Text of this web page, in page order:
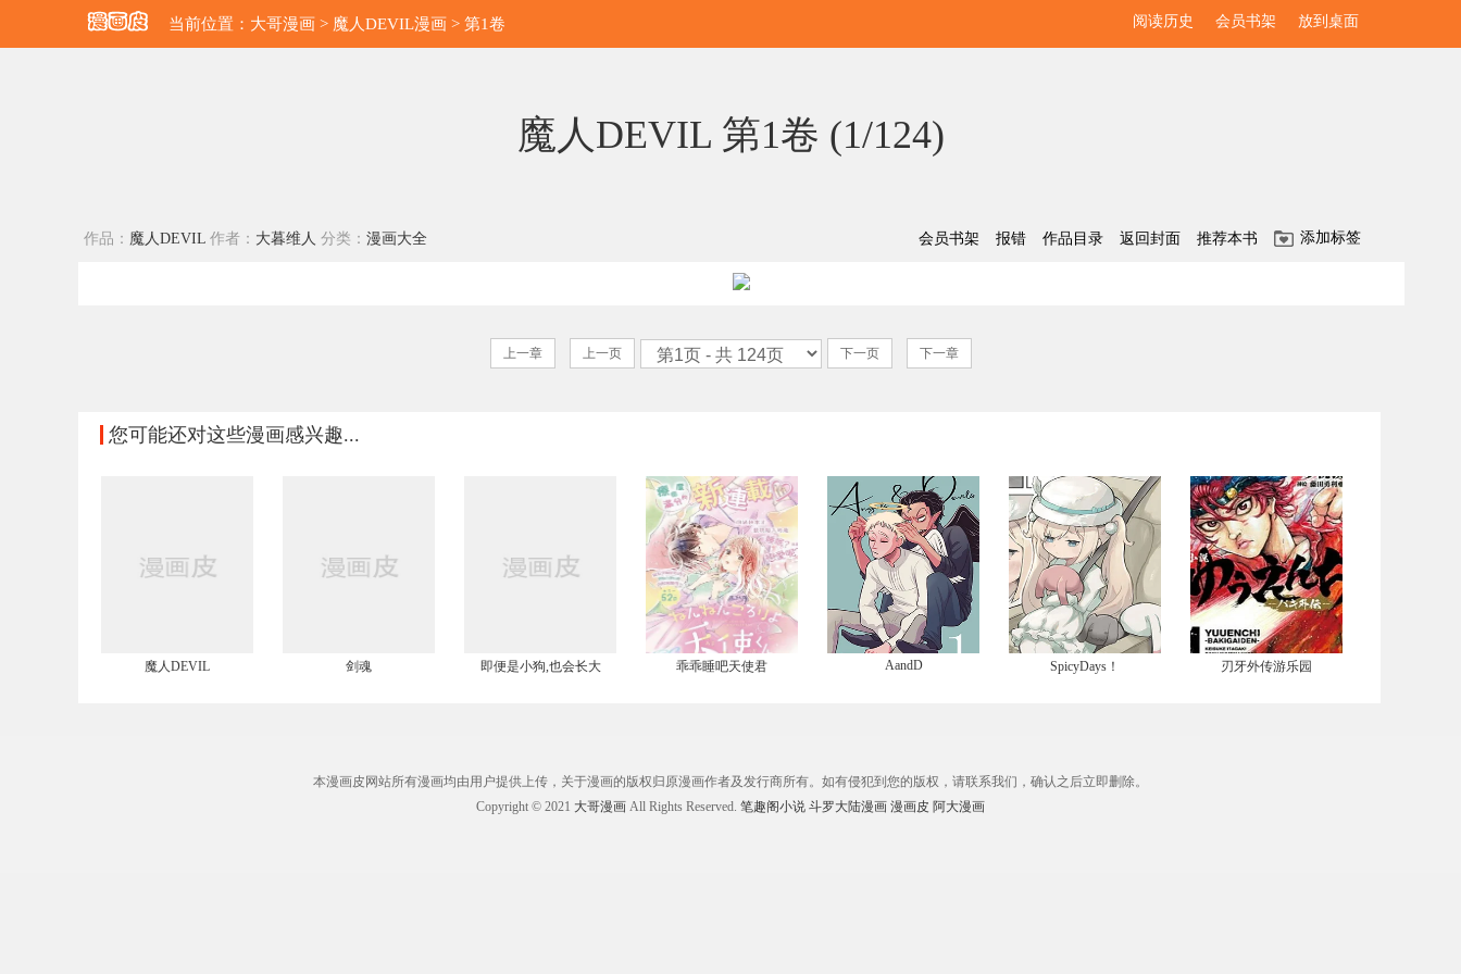
当前位置： 大哥漫画 > 魔人DEVIL漫画 > 第1卷 阅读历史 会员书架 放到桌面
魔人DEVIL 第1卷 (1/124)
作品： 魔人DEVIL 作者： 大暮维人 分类： 漫画大全 会员书架 报错 作品目录 返回封面 推荐本书 添加标签
上一章 上一页 下一页 下一章
您可能还对这些漫画感兴趣...
魔人DEVIL 剑魂 即便是小狗,也会长大 乖乖睡吧天使君 AandD SpicyDays！ 刃牙外传游乐园
本漫画皮网站所有漫画均由用户提供上传，关于漫画的版权归原漫画作者及发行商所有。如有侵犯到您的版权，请联系我们，确认之后立即删除。
Copyright © 2021 大哥漫画 All Rights Reserved. 笔趣阁小说 斗罗大陆漫画 漫画皮 阿大漫画